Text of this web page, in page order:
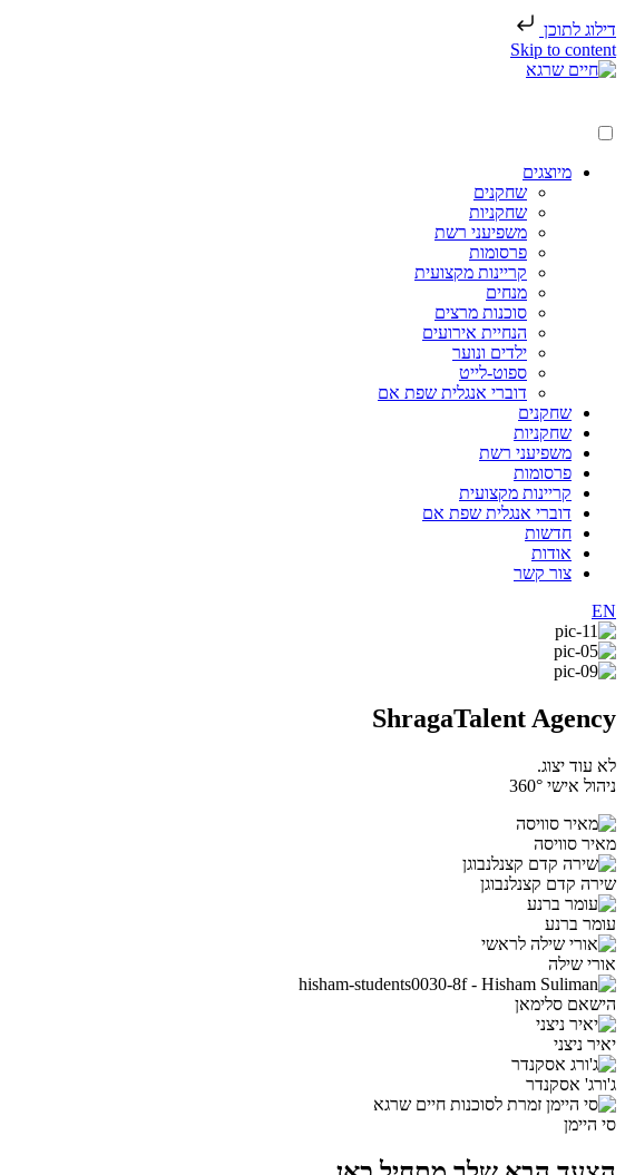
דילוג לתוכן
Skip to content
מיוצגים
שחקנים
שחקניות
משפיעני רשת
פרסומות
קריינות מקצועית
מנחים
סוכנות מרצים
הנחיית אירועים
ילדים ונוער
ספוט-לייט
דוברי אנגלית שפת אם
שחקנים
שחקניות
משפיעני רשת
פרסומות
קריינות מקצועית
דוברי אנגלית שפת אם
חדשות
אודות
צור קשר
EN
ShragaTalent Agency
לא עוד יצוג.
ניהול אישי 360°
מאיר סוויסה
שירה קדם קצנלנבוגן
עומר ברנע
אורי שילה
הישאם סלימאן
יאיר ניצני
ג'ורג' אסקנדר
סי היימן